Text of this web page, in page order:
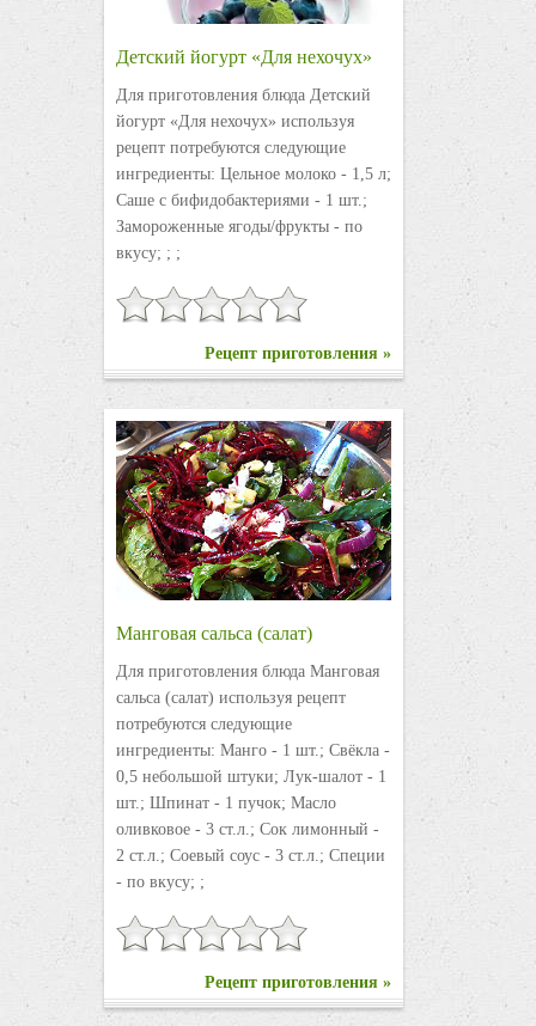
Детский йогурт «Для нехочух»
Для приготовления блюда Детский
йогурт «Для нехочух» используя
рецепт потребуются следующие
ингредиенты: Цельное молоко - 1,5 л;
Саше с бифидобактериями - 1 шт.;
Замороженные ягоды/фрукты - по
вкусу; ; ;
Рецепт приготовления »
Манговая сальса (салат)
Для приготовления блюда Манговая
сальса (салат) используя рецепт
потребуются следующие
ингредиенты: Манго - 1 шт.; Свёкла -
0,5 небольшой штуки; Лук-шалот - 1
шт.; Шпинат - 1 пучок; Масло
оливковое - 3 ст.л.; Сок лимонный -
2 ст.л.; Соевый соус - 3 ст.л.; Специи
- по вкусу; ;
Рецепт приготовления »